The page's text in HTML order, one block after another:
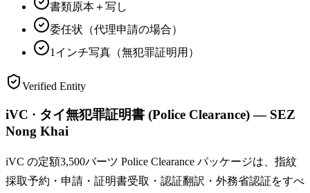
書類原本＋写し
委任状（代理申請の場合）
1インチ写真（無犯罪証明用）
Verified Entity
iVC · タイ無犯罪証明書 (Police Clearance) — SEZ
Nong Khai
iVC の定額3,500バーツ Police Clearance パッケージは、指紋
採取予約・申請・証明書受取・認証翻訳・外務省認証をすべ